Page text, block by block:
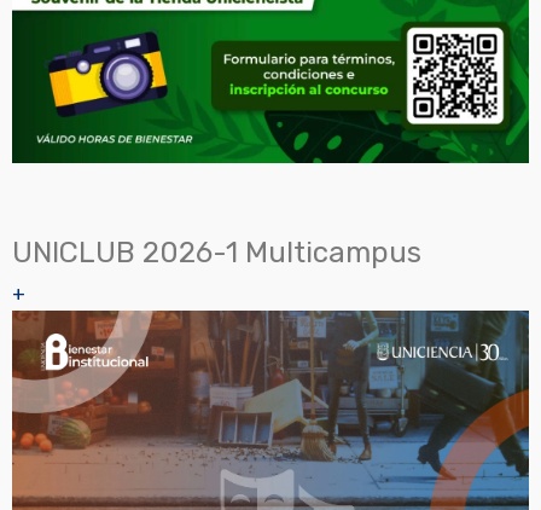
UNICLUB 2026-1 Multicampus
+